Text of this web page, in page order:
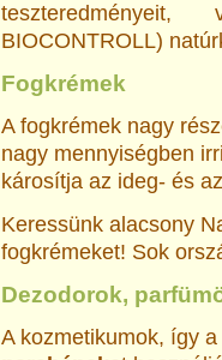
BIOCONTROLL)
Fogkrémek
A fogkrémek nagy
nagy mennyiségben
károsítja az ideg- és
Keressünk alacsony
fogkrémeket! Sok
Dezodorok,
A kozmetikumok, így